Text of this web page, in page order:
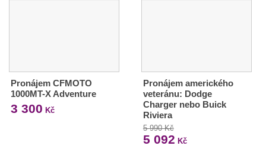
Pronájem CFMOTO
1000MT-X Adventure
3 300 Kč
Pronájem amerického
veteránu: Dodge
Charger nebo Buick
Riviera
5 990 Kč
5 092 Kč